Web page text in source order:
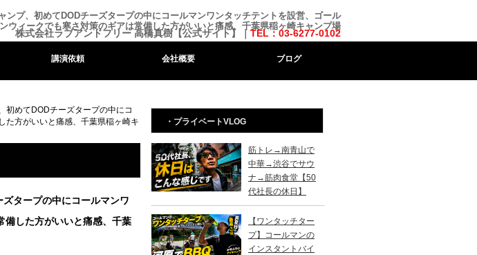
ンプ、初めてDODチーズタープの中にコールマンワンタッチテントを設営、ゴール
ウィークでも寒さ対策のギアは常備した方がいいと痛感、千葉県稲ヶ崎キャンプ場
株式会社ラブアンドフリー 高橋真樹【公式サイト】｜ TEL：03-6277-0102
講演依頼 会社概要 ブログ
初めてDODチーズタープの中にコ
た方がいいと痛感、千葉県稲ヶ崎キ
タープの中にコールマンワ
備した方がいいと痛感、千葉
・プライベートVLOG
筋トレ→南青山で
中華→渋谷でサウ
ナ→筋肉食堂【50
代社長の休日】
【ワンタッチター
プ】コールマンの
インスタントバイ